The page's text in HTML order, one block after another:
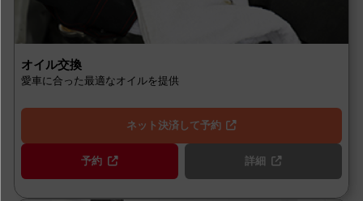
オイル交換
愛車に合った最適なオイルを提供
ネット決済して予約
予約 詳細